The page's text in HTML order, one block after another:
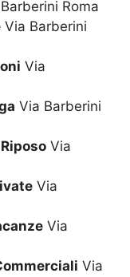
Roma
Via Barberini
Via
Via Barberini
Via
Via
Via
Via